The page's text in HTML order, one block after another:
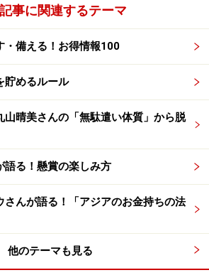
について「督促などが来ず（住所変
理由で連絡が届かないと推察）、住
が複雑で借金をしているという認識
しまう」と語られていました。
ちらから
ーーーーーーー
は、投稿内容をもとに読みやすく再
事に関連するテーマ
・備える！お得情報100
貯めるルール
山晴美さんの「無駄遣い体質」から脱
語る！懸賞の楽しみ方
さんが語る！「アジアのお金持ちの法
他のテーマも見る